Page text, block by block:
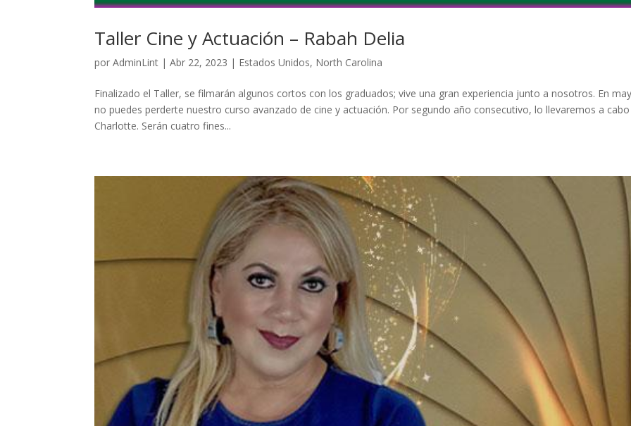
Taller Cine y Actuación – Rabah Delia
porAdminLint |Abr 22, 2023 | Estados Unidos, North Carolina
Finalizado el Taller, se filmarán algunos cortos con los graduados; vive una gran experiencia junto a nosotros. En
no puedes perderte nuestro curso avanzado de cine y actuación. Por segundo año consecutivo, lo llevaremos a
Charlotte. Serán cuatro fines...